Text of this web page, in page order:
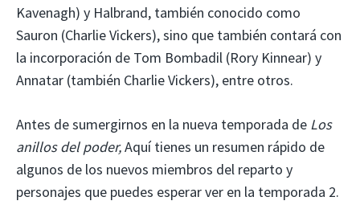
Kavenagh) y Halbrand, también conocido como
Sauron (Charlie Vickers), sino que también contará con
la incorporación de Tom Bombadil (Rory Kinnear) y
Annatar (también Charlie Vickers), entre otros.
Antes de sumergirnos en la nueva temporada de Los
anillos del poder,Aquí tienes un resumen rápido de
algunos de los nuevos miembros del reparto y
personajes que puedes esperar ver en la temporada 2.